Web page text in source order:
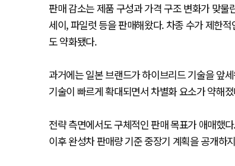
판매 감소는 제품 구성과 가격 구조 변화가 맞
세이, 파일럿 등을 판매해왔다. 차종 수가 제한
도 약화됐다.
과거에는 일본 브랜드가 하이브리드 기술을 앞
기술이 빠르게 확대되면서 차별화 요소가 약해
전략 측면에서도 구체적인 판매 목표가 애매했
이후 완성차 판매량 기준 중장기 계획을 공개하